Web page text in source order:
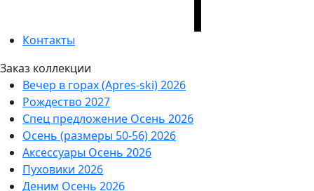
Контакты
Заказ коллекции
Вечер в горах (Apres-ski) 2026
Рождество 2027
Спец предложение Осень 2026
Осень (размеры 50-56) 2026
Аксессуары Осень 2026
Пуховики 2026
Деним Осень 2026